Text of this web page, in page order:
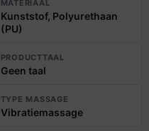
MATERIAAL
Kunststof, Polyurethaan
(PU)
PRODUCTTAAL
Geen taal
TYPE MASSAGE
Vibratiemassage